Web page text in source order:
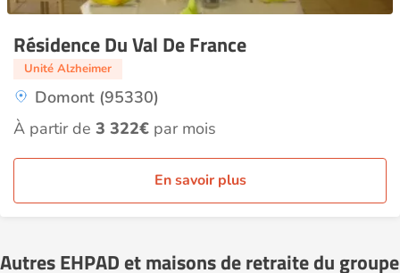
Résidence Du Val De France
Unité Alzheimer
Domont (95330)
À partir de 3 322€ par mois
En savoir plus
Autres EHPAD et maisons de retraite du groupe